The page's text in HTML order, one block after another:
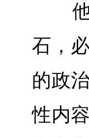
他
石，
的政
性内